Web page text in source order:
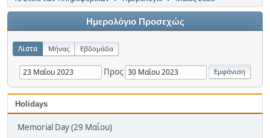
Ημερολόγιο Προσεχώς
Λίστα Μήνας Εβδομάδα
Προς
Holidays
Memorial Day (29 Μαΐου)